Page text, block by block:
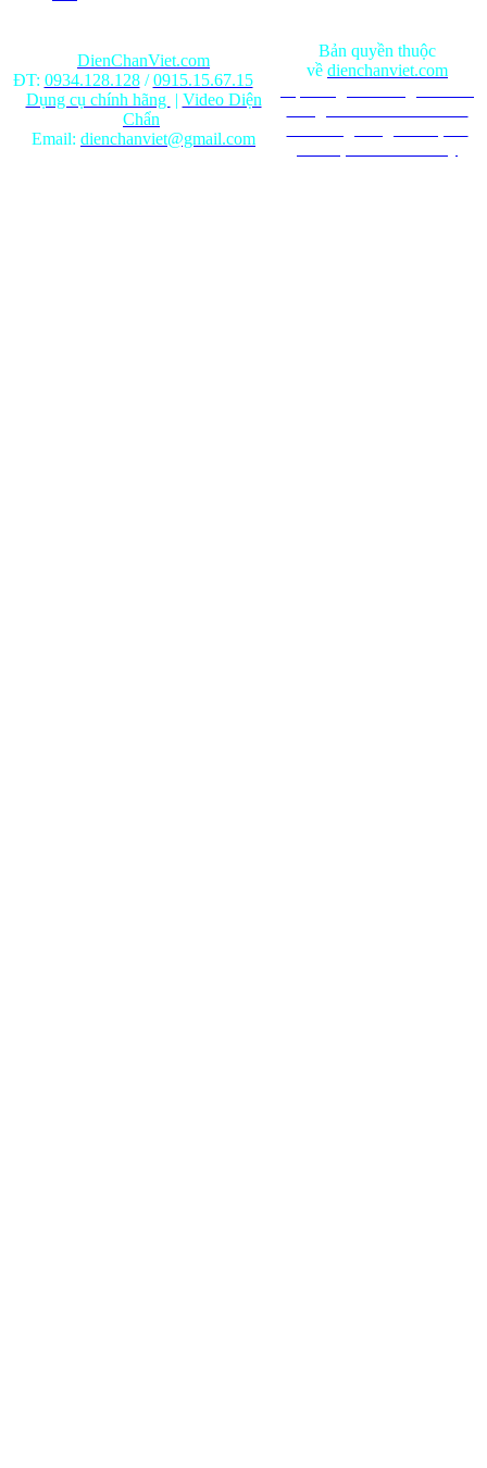
DienChanViet.com
ĐT: 0934.128.128/0915.15.67.15
Dụng cụ chính hãng | Video Diện
Chẩn
Email: dienchanviet@gmail.com
Bản quyền thuộc
về dienchanviet.com